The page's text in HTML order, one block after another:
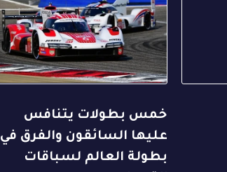
خمس بطولات يتنافس
عليها السائقون والفرق في
بطولة العالم لسباقات